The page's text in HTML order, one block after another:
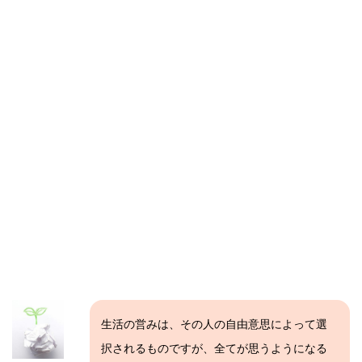
生活の営みは、その人の自由意思によって選
択されるものですが、全てが思うようになる